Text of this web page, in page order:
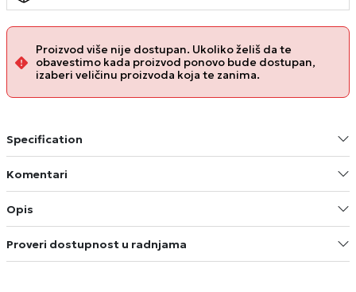
Proizvod više nije dostupan. Ukoliko želiš da te
obavestimo kada proizvod ponovo bude dostupan,
izaberi veličinu proizvoda koja te zanima.
Specification
Komentari
Opis
Proveri dostupnost u radnjama